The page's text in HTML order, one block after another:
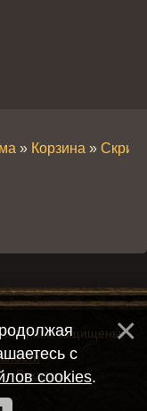
» Корзина »
права защищены.
Реклама
с
cookies.